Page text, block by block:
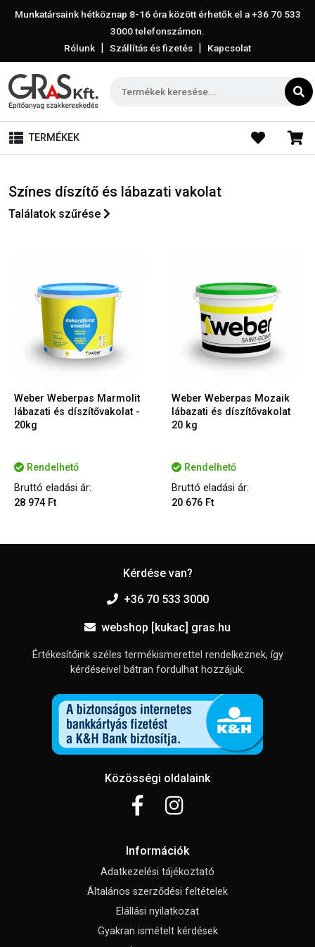
Munkatársaink hétköznap 8-16 óra között érhetők el a+36 70 533
3000telefonszámon.
Rólunk | Szállítás és fizetés | Kapcsolat
TERMÉKEK
Színes díszítő és lábazati vakolat
Találatok szűrése
Weber Weberpas Marmolit
lábazati és díszítővakolat -
20kg
Rendelhető
Bruttó eladási ár:
28 974 Ft
Weber Weberpas Mozaik
lábazati és díszítővakolat
20 kg
Rendelhető
Bruttó eladási ár:
20 676 Ft
Kérdése van?
+36 70 533 3000
webshop [kukac] gras.hu
Értékesítőink széles termékismerettel rendelkeznek, így
kérdéseivel bátran fordulhat hozzájuk.
Közösségi oldalaink
Információk
Adatkezelési tájékoztató
Általános szerződési feltételek
Elállási nyilatkozat
Gyakran ismételt kérdések